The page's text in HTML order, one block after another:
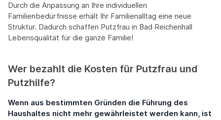
Durch die Anpassung an Ihre individuellen
Familienbedürfnisse erhält Ihr Familienalltag eine neue
Struktur. Dadurch schaffen Putzfrau in Bad Reichenhall
Lebensqualität für die ganze Familie!
Wer bezahlt die Kosten für Putzfrau und
Putzhilfe?
Wenn aus bestimmten Gründen die Führung des
Haushaltes nicht mehr gewährleistet werden kann, ist